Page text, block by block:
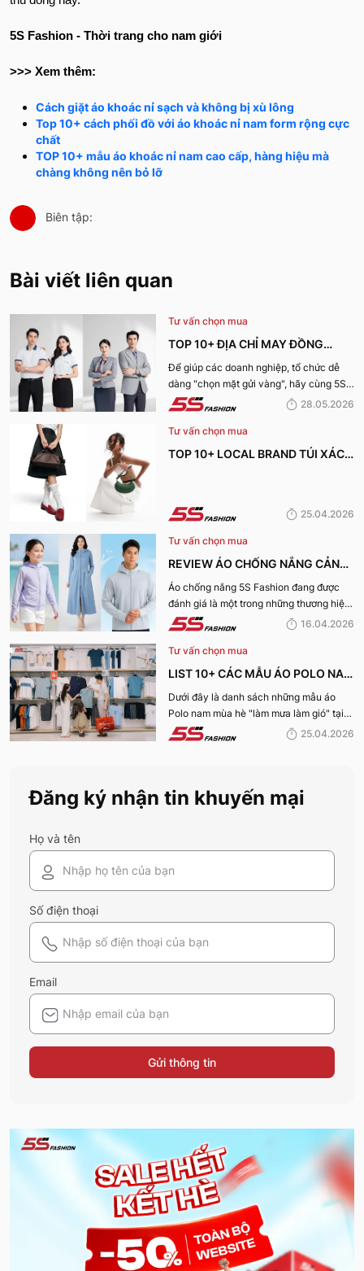
5S Fashion - Thời trang cho nam giới
>>> Xem thêm:
Cách giặt áo khoác nỉ sạch và không bị xù lông
Top 10+ cách phối đồ với áo khoác nỉ nam form rộng cực
chất
TOP 10+ mẫu áo khoác nỉ nam cao cấp, hàng hiệu mà
chàng không nên bỏ lỡ
Biên tập:
Bài viết liên quan
Tư vấn chọn mua
TOP 10+ ĐỊA CHỈ MAY ĐỒNG
PHỤC CÔNG TY ĐẸP, UY TÍN
NHẤT HIỆN NAY
Để giúp các doanh nghiệp, tổ chức dễ
dàng "chọn mặt gửi vàng", hãy cùng 5S
Fashion tìm hiểu những địa chỉ may đồng
được nhiều đánh giá tích cực nhất hiện
nay.
28.05.2026
Tư vấn chọn mua
TOP 10+ LOCAL BRAND TÚI XÁCH
25.04.2026
Tư vấn chọn mua
REVIEW ÁO CHỐNG NẮNG CẢN
TIA UV, CHỐNG NẮNG TỐT NHẤT
CỦA 5S FASHION 2026
Áo chống nắng 5S Fashion đang được
đánh giá là một trong những thương hiệu
áo đáng mua hàng đầu hiện nay. Vậy
giá tích cực đến vậy? Cùng đi hết bài
viết nhé!
16.04.2026
Tư vấn chọn mua
LIST 10+ CÁC MẪU ÁO POLO NAM
MÙA HÈ BÁN CHẠY NHẤT CỦA 5S
FASHION 2026
Dưới đây là danh sách những mẫu áo
Polo nam mùa hè "làm mưa làm gió" tại
hệ thống 5S Fashion mà bất kỳ quý ông
25.04.2026
Đăng ký nhận tin khuyến mại
Họ và tên
Số điện thoại
Email
Gửi thông tin